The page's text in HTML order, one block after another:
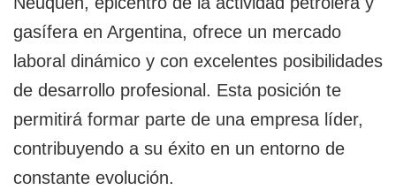
gasífera en Argentina, ofrece un mercado
laboral dinámico y con excelentes posibilidades
de desarrollo profesional. Esta posición te
permitirá formar parte de una empresa líder,
contribuyendo a su éxito en un entorno de
constante evolución.